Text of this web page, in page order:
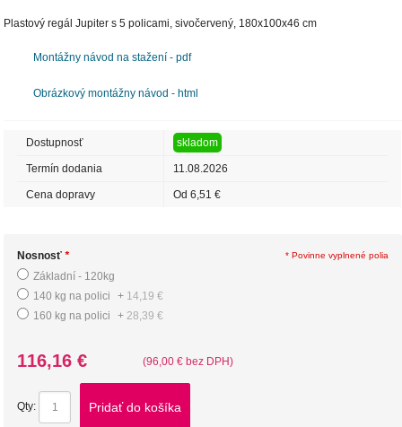
Plastový regál Jupiter s 5 policami, sivočervený, 180x100x46 cm
Montážny návod na stažení - pdf
Obrázkový montážny návod - html
Dostupnosť skladom
Termín dodania 11.08.2026
Cena dopravy Od 6,51 €
*
Nosnosť
Základní - 120kg
140 kg na polici
+ 14,19 €
160 kg na polici
+ 28,39 €
* Povinne vyplnené polia
116,16 € (96,00 € bez DPH)
Qty: Pridať do košíka